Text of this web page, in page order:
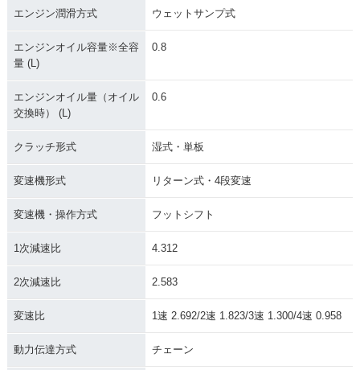
マイナーチェンジ
特別・限定仕様
1975年 MONKEY・
1974年 MONKEY・
エンジン潤滑方式 ウェットサンプ式
エンジンオイル容量※全容
量 (L)
0.8
エンジンオイル量（オイル
交換時） (L)
0.6
クラッチ形式 湿式・単板
変速機形式 リターン式・4段変速
変速機・操作方式 フットシフト
1次減速比 4.312
2次減速比 2.583
変速比 1速 2.692/2速 1.823/3速 1.300/4速 0.958
動力伝達方式 チェーン